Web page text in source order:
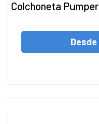
Colchoneta Pumper
Desde